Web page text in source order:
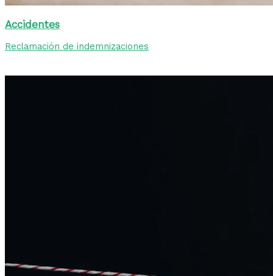
Accidentes
Reclamación de indemnizaciones